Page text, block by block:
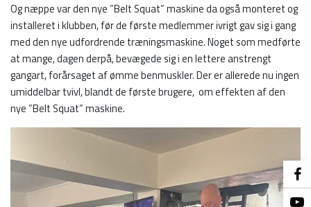
Og næppe var den nye ”Belt Squat” maskine da også monteret og
installeret i klubben, før de første medlemmer ivrigt gav sig i gang
med den nye udfordrende træningsmaskine. Noget som medførte
at mange, dagen derpå, bevægede sig i en lettere anstrengt
gangart, forårsaget af ømme benmuskler. Der er allerede nu ingen
umiddelbar tvivl, blandt de første brugere, om effekten af den
nye ”Belt Squat” maskine.